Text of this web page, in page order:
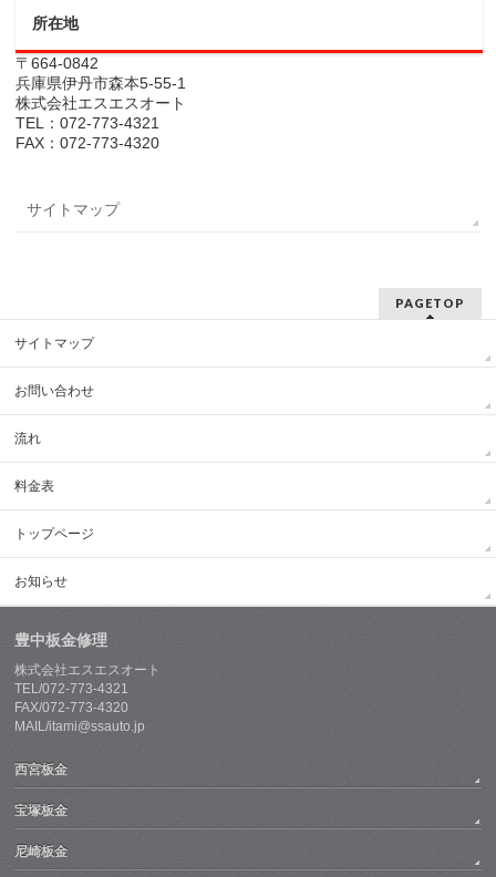
所在地
〒664-0842
兵庫県伊丹市森本5-55-1
株式会社エスエスオート
TEL：072-773-4321
FAX：072-773-4320
サイトマップ
PAGETOP
サイトマップ
お問い合わせ
流れ
料金表
トップページ
お知らせ
豊中板金修理
株式会社エスエスオート
TEL/072-773-4321
FAX/072-773-4320
MAIL/itami@ssauto.jp
西宮板金
宝塚板金
尼崎板金